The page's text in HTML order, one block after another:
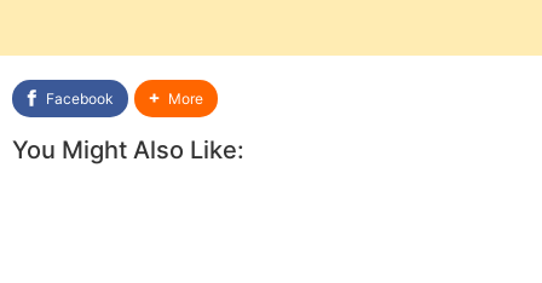
Facebook More
You Might Also Like: